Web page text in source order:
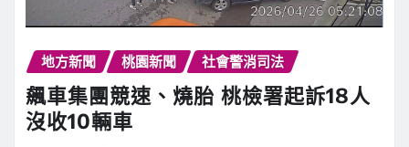
地方新聞 桃園新聞 社會警消司法
飆車集團競速、燒胎 桃檢署起訴18人
沒收10輛車